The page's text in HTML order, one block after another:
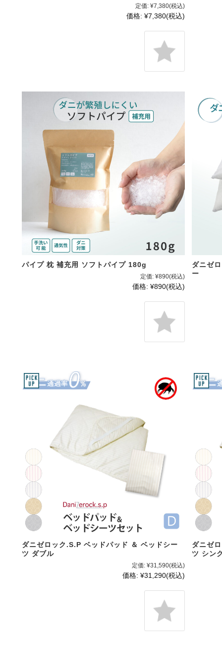
定価: ¥7,380(税込)
価格: ¥7,380(税込)
パイプ 枕 補充用 ソフトパイプ 180g
定価: ¥890(税込)
価格: ¥890(税込)
ダニゼ
ー
ダニゼロック.S.P ベッドパッド ＆ ベッドシー
ツ ダブル
定価: ¥31,590(税込)
価格: ¥31,290(税込)
ダニゼ
ツ シン